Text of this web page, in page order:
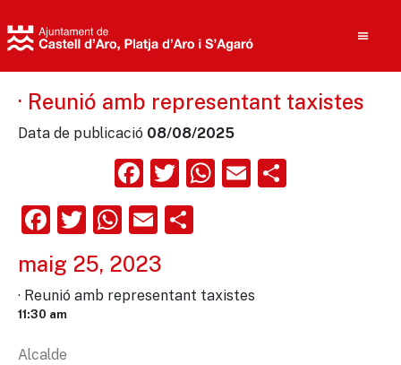
· Reunió amb representant taxistes
Data de publicació 08/08/2025
Facebook
Twitter
WhatsApp
Email
Facebook
Twitter
WhatsApp
Email
maig 25, 2023
· Reunió amb representant taxistes
11:30 am
Alcalde